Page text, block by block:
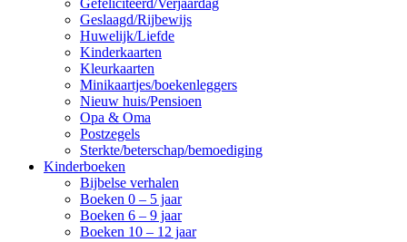
Gefeliciteerd/Verjaardag
Geslaagd/Rijbewijs
Huwelijk/Liefde
Kinderkaarten
Kleurkaarten
Minikaartjes/boekenleggers
Nieuw huis/Pensioen
Opa & Oma
Postzegels
Sterkte/beterschap/bemoediging
Kinderboeken
Bijbelse verhalen
Boeken 0 – 5 jaar
Boeken 6 – 9 jaar
Boeken 10 – 12 jaar